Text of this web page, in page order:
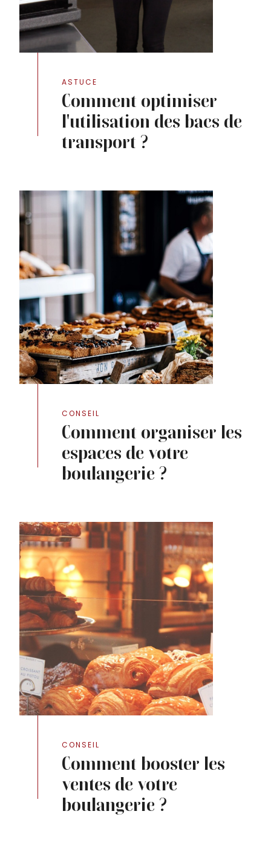
ASTUCE
Comment optimiser
l'utilisation des bacs de
transport ?
CONSEIL
Comment organiser les
espaces de votre
boulangerie ?
CONSEIL
Comment booster les
ventes de votre
boulangerie ?